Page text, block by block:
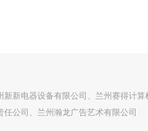
新新电器设备有限公司、兰州赛得计
公司、兰州瀚龙广告艺术有限公司